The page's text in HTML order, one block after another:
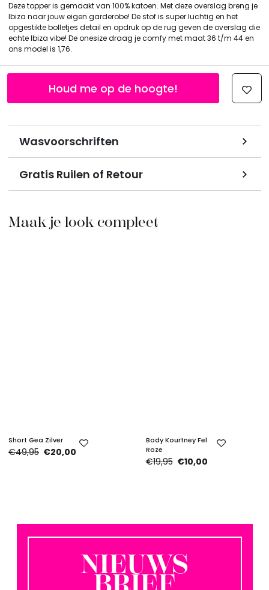
Deze topper is gemaakt van 100% katoen. Met deze overslag breng je
Ibiza naar jouw eigen garderobe! De stof is super luchtig en het
opgestikte bolletjes detail en opdruk op de rug geven de overslag die
echte Ibiza vibe! De onesize draag je comfy met maat 36 t/m 44 en
ons model is 1,76.
Wasvoorschriften
Gratis Ruilen of Retour
Houd me op de hoogte!
Maak je look compleet
Short Gea Zilver
€49,95 €20,00
Body Kourtney Fel
Roze
€19,95 €10,00
NIEUWS